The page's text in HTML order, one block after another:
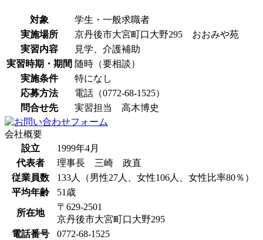
対象
学生・一般求職者
実施場所
京丹後市大宮町口大野295 おおみや苑
実習内容
見学、介護補助
実習時期・期間 随時（要相談）
実施条件
特になし
応募方法
電話（0772-68-1525）
問合せ先
実習担当 高木博史
会社概要
設立
1999年4月
代表者
理事長 三崎 政直
従業員数
133人（男性27人、女性106人、女性比率80％）
平均年齢
51歳
所在地
〒629-2501
京丹後市大宮町口大野295
電話番号
0772-68-1525